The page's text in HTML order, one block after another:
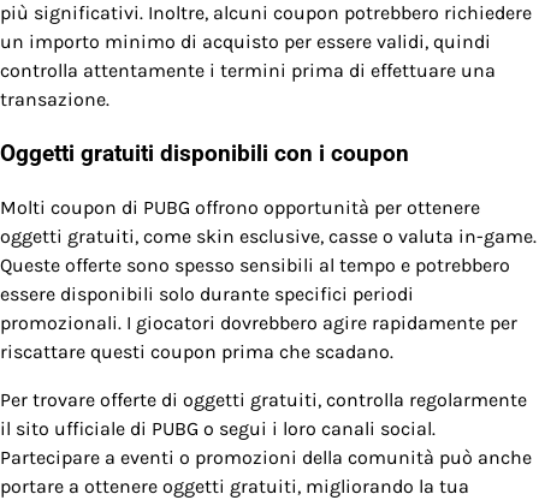
più significativi. Inoltre, alcuni coupon potrebbero richiedere
un importo minimo di acquisto per essere validi, quindi
controlla attentamente i termini prima di effettuare una
transazione.
Oggetti gratuiti disponibili con i coupon
Molti coupon di PUBG offrono opportunità per ottenere
oggetti gratuiti, come skin esclusive, casse o valuta in-game.
Queste offerte sono spesso sensibili al tempo e potrebbero
essere disponibili solo durante specifici periodi
promozionali. I giocatori dovrebbero agire rapidamente per
riscattare questi coupon prima che scadano.
Per trovare offerte di oggetti gratuiti, controlla regolarmente
il sito ufficiale di PUBG o segui i loro canali social.
Partecipare a eventi o promozioni della comunità può anche
portare a ottenere oggetti gratuiti, migliorando la tua